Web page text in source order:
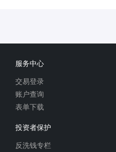
服务中心
交易登录
账户查询
表单下载
投资者保护
反洗钱专栏